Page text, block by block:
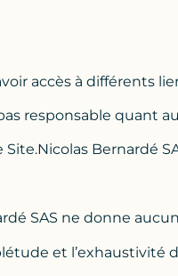
accès à différents
responsable quant
Bernardé
SAS ne donne
et